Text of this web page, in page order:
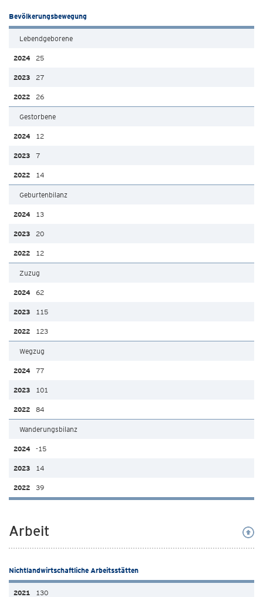
Bevölkerungsbewegung
Lebendgeborene
25
27
26
Gestorbene
12
7
14
Geburtenbilanz
13
20
12
Zuzug
62
115
123
Wegzug
77
101
84
Wanderungsbilanz
-15
14
39
Arbeit
Nichtlandwirtschaftliche Arbeitsstätten
130